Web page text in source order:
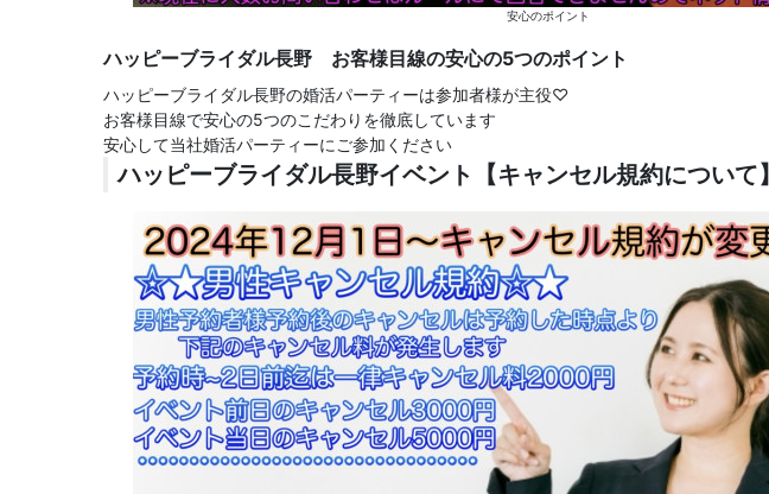
安心のポイント
ハッピーブライダル長野 お客様目線の安心の5つのポイント
ハッピーブライダル長野の婚活パーティーは参加者様が主役♡
お客様目線で安心の5つのこだわりを徹底しています
安心して当社婚活パーティーにご参加ください
ハッピーブライダル長野イベント【キャンセル規約について】